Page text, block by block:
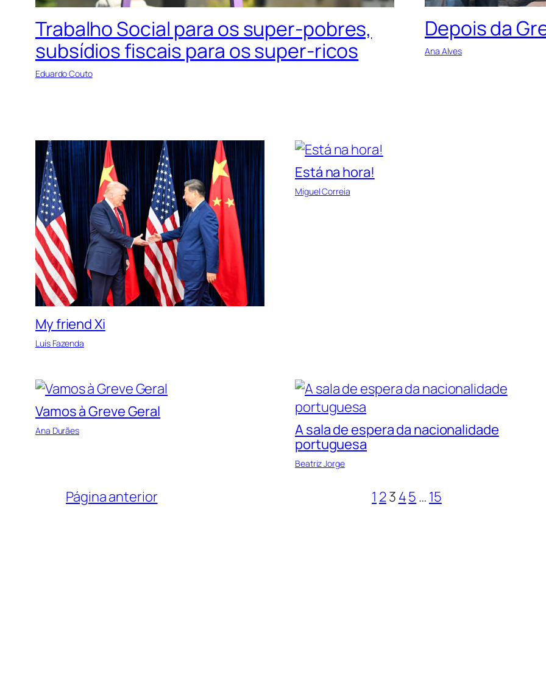
Trabalho Social para os super-pobres,
subsídios fiscais para os super-ricos
Eduardo Couto
Depois da
Ana Alves
My friend Xi
Luís Fazenda
Está na hora!
Miguel Correia
Vamos à Greve Geral
Ana Durães
A sala de espera da nacionalidade
portuguesa
Beatriz Jorge
Página anterior 1 23 45 … 15